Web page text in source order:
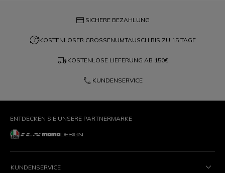
credit_card SICHERE BEZAHLUNG
question_exchangeKOSTENLOSER GRÖSSENUMTAUSCH BIS ZU 15 TAGE
local_shipping KOSTENLOSE LIEFERUNG AB 150€
phone KUNDENSERVICE
ENTDECKEN SIE UNSERE PARTNERMARKE
KUNDENSERVICE